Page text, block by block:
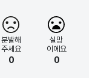
분발해
주세요
0
실망
이에요
0